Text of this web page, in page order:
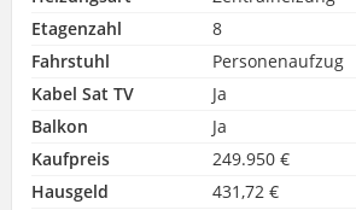
Etagenzahl
8
Fahrstuhl
Personenaufzug
Kabel Sat TV
Ja
Balkon
Ja
Kaufpreis
249.950 €
Hausgeld
431,72 €